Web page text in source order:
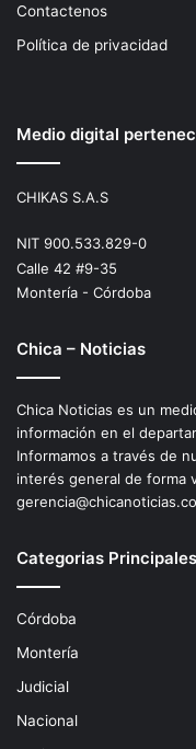
Contactenos
Política de privacidad
Medio digital
CHIKAS S.A.S
NIT 900.533.829-0
Calle 42 #9-35
Montería - Córdoba
Chica – Noticias
Chica Noticias es un
información en el
Informamos a través de
interés general de forma
Categorias Principales
Córdoba
Montería
Judicial
Nacional